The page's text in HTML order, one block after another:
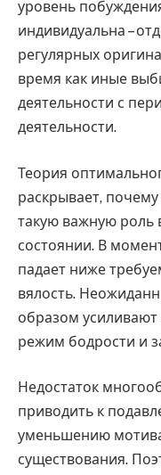
уровень
индивидуальна –
регулярных
время как иные
деятельности с
деятельности.
Теория
раскрывает,
такую важную
состоянии. В
падает ниже
вялость.
образом усиливают
режим бодрости и
Недостаток
приводить к
уменьшению
существования.